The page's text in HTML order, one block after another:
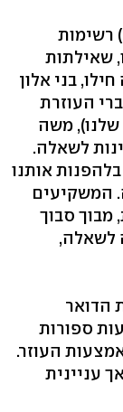
רשימות
שאילתות
בני אלון
העוזרת
משה
לשאלה.
אותנו
המשקיעים
מבוך סבוך
לשאלה,
הדואר
ספורות
העוזר.
עניינית